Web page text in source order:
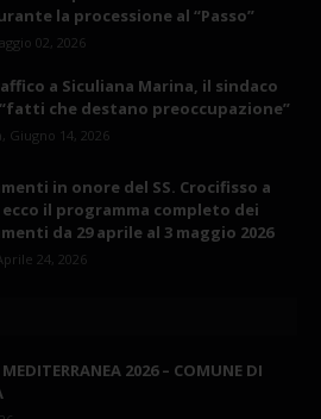
la processione al “Passo”
02, 2026
a Siculiana Marina, il sindaco
che destano preoccupazione”
Giugno 14, 2026
in onore del SS. Crocifisso a
il programma completo dei
da 29 aprile al 3 maggio 2026
24, 2026
2026 – COMUNE DI